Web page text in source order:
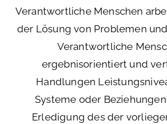
Verantwortliche Menschen
der Lösung von Problemen
Verantwortliche
ergebnisorientiert und
Handlungen
Systeme oder
Erledigung des der